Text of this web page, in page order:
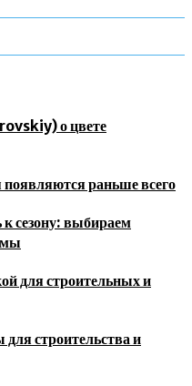
о цвете
раньше всего
сезону: выбираем
для строительных и
строительства и